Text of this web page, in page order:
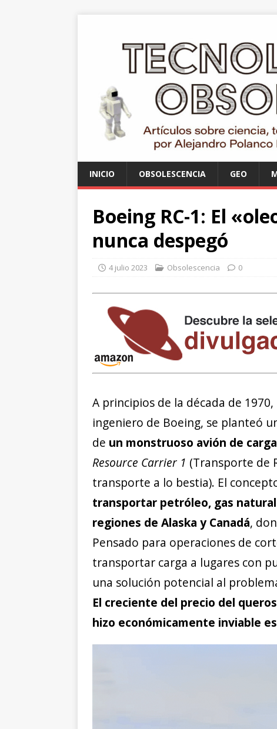
INICIO OBSOLESCENCIA GEO
Boeing RC-1: El
nunca despegó
4 julio 2023 Obsolescencia 0
A principios de la década de
ingeniero de Boeing, se planteó
de un monstruoso avión de carga
Resource Carrier 1 (Transporte de
transporte a lo bestia). El
transportar petróleo, gas
regiones de Alaska y Canadá,
Pensado para operaciones de
transportar carga a lugares con
una solución potencial al
El creciente del precio del
hizo económicamente inviable